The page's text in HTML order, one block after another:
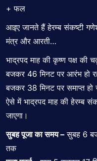
+ फल
आइए जानते हैं हेरम्ब संकष्टी
मंत्र और आरती…
भाद्रपद माह की कृष्ण पक्ष की
बजकर 46 मिनट पर आरंभ हो
बजकर 38 मिनट पर समाप्त हो
ऐसे में भाद्रपद माह की हेरम्ब
जाएगा।
सुबह पूजा का समय – सुबह 6
तक